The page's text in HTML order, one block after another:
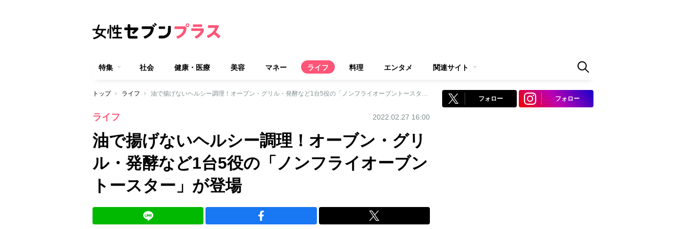
特集 社会 健康・医療 美容 マネー ライフ 料理 エンタメ 関連サイト
トップ ライフ 油で揚げないヘルシー調理！オーブン・グリル・発酵など1台5役の「ノンフライオーブントースター」が登場
ライフ 2022.02.27 16:00
油で揚げないヘルシー調理！オーブン・グリ
ル・発酵など1台5役の「ノンフライオーブン
トースター」が登場
フォロー フォロー